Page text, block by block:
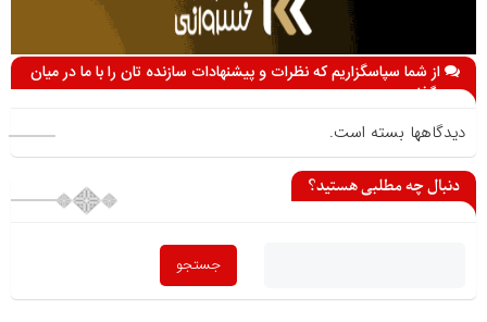
از شما سپاسگزاریم که نظرات و پیشنهادات سازنده تان را با ما در میان
می گذارید
دیدگاهها بسته است.
دنبال چه مطلبی هستید؟